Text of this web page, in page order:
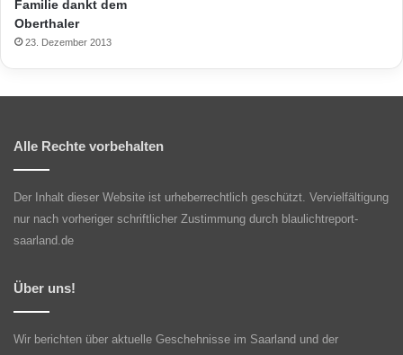
Familie dankt dem
Oberthaler
23. Dezember 2013
Alle Rechte vorbehalten
Der Inhalt dieser Website ist urheberrechtlich geschützt. Vervielfältigung
nur nach vorheriger schriftlicher Zustimmung durch blaulichtreport-
saarland.de
Über uns!
Wir berichten über aktuelle Geschehnisse im Saarland und der